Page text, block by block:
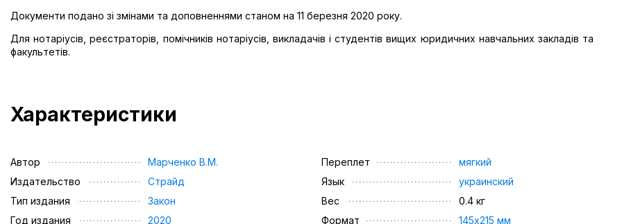
Документи подано зі змінами та доповненнями станом на 11 березня 2020 року.
Для нотаріусів, реєстраторів, помічників нотаріусів, викладачів і студентів вищих юридичних навчальних закладів та
факультетів.
Характеристики
Автор
Марченко В.М.
Издательство
Страйд
Тип издания
Закон
Год издания
2020
Переплет
мягкий
Язык
украинский
Вес
0.4 кг
Формат
145х215 мм